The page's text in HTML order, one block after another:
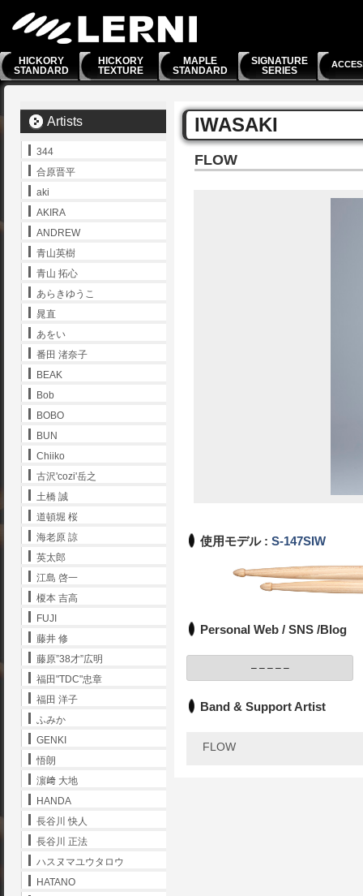
HICKORY
STANDARD
HICKORY
TEXTURE
MAPLE
STANDARD
SIGNATURE
SERIES
IWASAKI
FLOW
使用モデル : S-147SIW
Personal Web / SNS /Blog
– – – – –
Band & Support Artist
FLOW
Artists
344
合原晋平
aki
AKIRA
ANDREW
青山英樹
青山 拓心
あらきゆうこ
晁直
あをい
番田 渚奈子
BEAK
Bob
BOBO
BUN
Chiiko
古沢'cozi'岳之
土橋 誠
道頓堀 桜
海老原 諒
英太郎
江島 啓一
榎本 吉高
FUJI
藤井 修
藤原”38才”広明
福田"TDC"忠章
福田 洋子
ふみか
GENKI
悟朗
濵﨑 大地
HANDA
長谷川 快人
長谷川 正法
ハスヌマユウタロウ
HATANO